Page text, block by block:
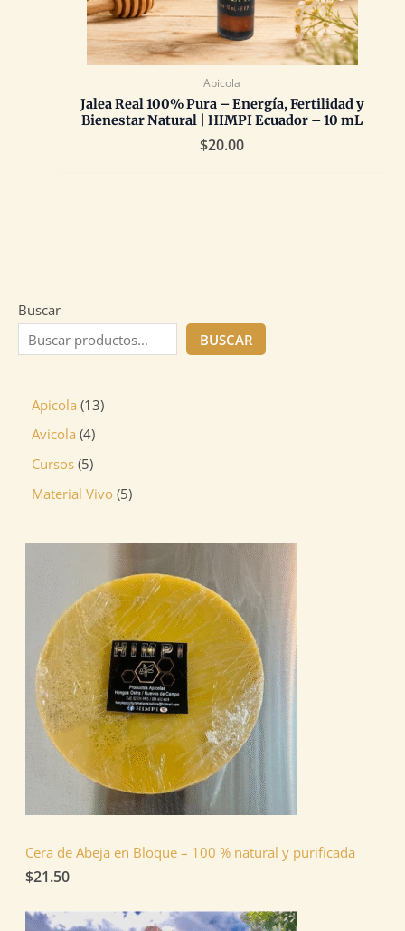
Buscar
BUSCAR
Apicola 13
Avicola 4
Cursos 5
Material Vivo 5
Cera de Abeja en Bloque – 100 % natural y purificada
$21.50
Apicola
Jalea Real 100% Pura – Energía, Fertilidad y
Bienestar Natural | HIMPI Ecuador – 10 mL
$20.00